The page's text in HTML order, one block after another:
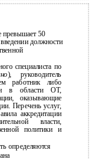
превышает 50
должности
специалиста по
), руководитель
работник либо
в области ОТ,
оказывающие
Перечень услуг,
аккредитации
власти,
политики и
определяются